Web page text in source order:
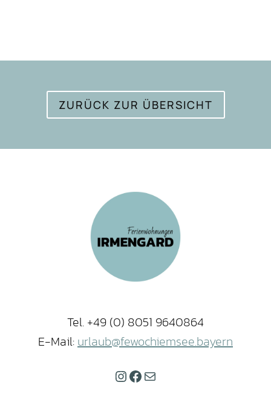
ZURÜCK ZUR ÜBERSICHT
Tel. +49 (0) 8051 9640864
E-Mail:urlaub@fewochiemsee.bayern
Instagram
Facebook
E-Mail